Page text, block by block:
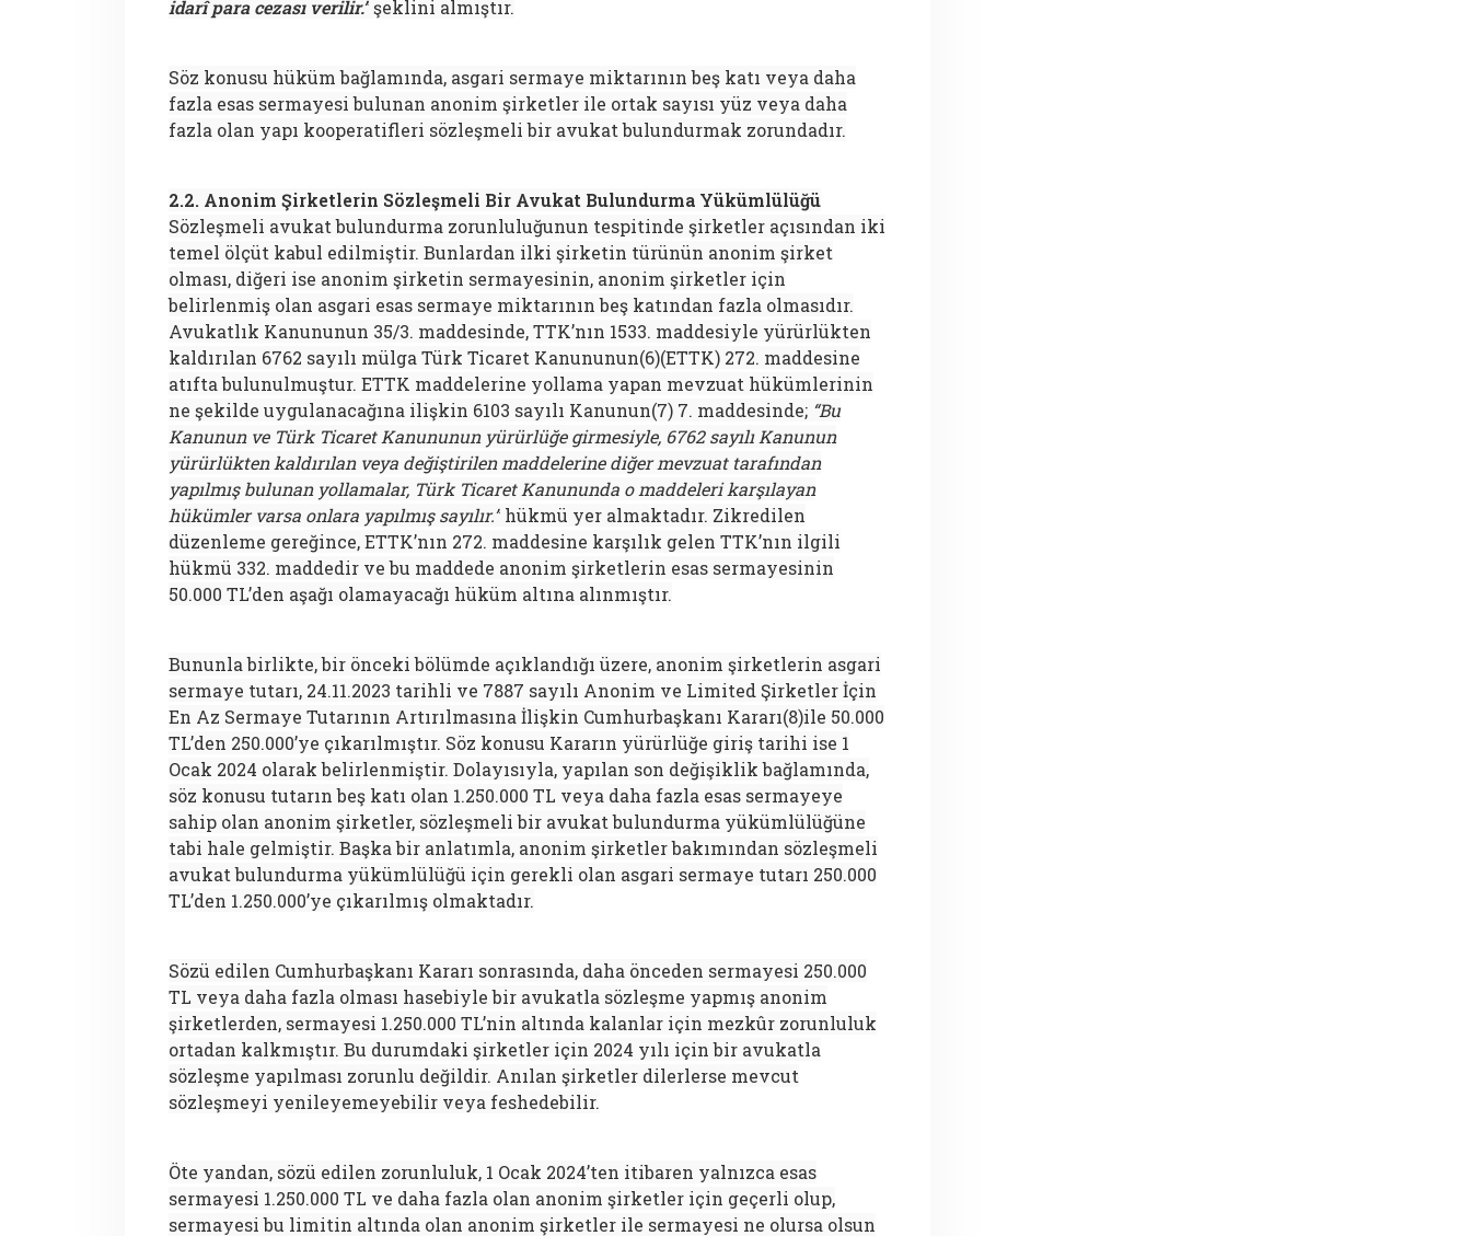
idarî para cezası verilir.”şeklini almıştır.
Söz konusu hüküm bağlamında, asgari sermaye miktarının beş katı veya daha
fazla esas sermayesi bulunan anonim şirketler ile ortak sayısı yüz veya daha
fazla olan yapı kooperatifleri sözleşmeli bir avukat bulundurmak zorundadır.
2.2. Anonim Şirketlerin Sözleşmeli Bir Avukat Bulundurma Yükümlülüğü
Sözleşmeli avukat bulundurma zorunluluğunun tespitinde şirketler açısından iki
temel ölçüt kabul edilmiştir. Bunlardan ilki şirketin türünün anonim şirket
olması, diğeri ise anonim şirketin sermayesinin, anonim şirketler için
belirlenmiş olan asgari esas sermaye miktarının beş katından fazla olmasıdır.
Avukatlık Kanununun 35/3. maddesinde, TTK’nın 1533. maddesiyle yürürlükten
kaldırılan 6762 sayılı mülga Türk Ticaret Kanununun(6)(ETTK) 272. maddesine
atıfta bulunulmuştur. ETTK maddelerine yollama yapan mevzuat hükümlerinin
ne şekilde uygulanacağına ilişkin 6103 sayılı Kanunun(7) 7. maddesinde; “Bu
Kanunun ve Türk Ticaret Kanununun yürürlüğe girmesiyle, 6762 sayılı Kanunun
yürürlükten kaldırılan veya değiştirilen maddelerine diğer mevzuat tarafından
yapılmış bulunan yollamalar, Türk Ticaret Kanununda o maddeleri karşılayan
hükümler varsa onlara yapılmış sayılır.” hükmü yer almaktadır. Zikredilen
düzenleme gereğince, ETTK’nın 272. maddesine karşılık gelen TTK’nın ilgili
hükmü 332. maddedir ve bu maddede anonim şirketlerin esas sermayesinin
50.000 TL’den aşağı olamayacağı hüküm altına alınmıştır.
Bununla birlikte, bir önceki bölümde açıklandığı üzere, anonim şirketlerin asgari
sermaye tutarı, 24.11.2023 tarihli ve 7887 sayılı Anonim ve Limited Şirketler İçin
En Az Sermaye Tutarının Artırılmasına İlişkin Cumhurbaşkanı Kararı(8)ile 50.000
TL’den 250.000’ye çıkarılmıştır. Söz konusu Kararın yürürlüğe giriş tarihi ise 1
Ocak 2024 olarak belirlenmiştir. Dolayısıyla, yapılan son değişiklik bağlamında,
söz konusu tutarın beş katı olan 1.250.000 TL veya daha fazla esas sermayeye
sahip olan anonim şirketler, sözleşmeli bir avukat bulundurma yükümlülüğüne
tabi hale gelmiştir. Başka bir anlatımla, anonim şirketler bakımından sözleşmeli
avukat bulundurma yükümlülüğü için gerekli olan asgari sermaye tutarı 250.000
TL’den 1.250.000’ye çıkarılmış olmaktadır.
Sözü edilen Cumhurbaşkanı Kararı sonrasında, daha önceden sermayesi 250.000
TL veya daha fazla olması hasebiyle bir avukatla sözleşme yapmış anonim
şirketlerden, sermayesi 1.250.000 TL’nin altında kalanlar için mezkûr zorunluluk
ortadan kalkmıştır. Bu durumdaki şirketler için 2024 yılı için bir avukatla
sözleşme yapılması zorunlu değildir. Anılan şirketler dilerlerse mevcut
sözleşmeyi yenileyemeyebilir veya feshedebilir.
Öte yandan, sözü edilen zorunluluk, 1 Ocak 2024’ten itibaren yalnızca esas
sermayesi 1.250.000 TL ve daha fazla olan anonim şirketler için geçerli olup,
sermayesi bu limitin altında olan anonim şirketler ile sermayesi ne olursa olsun